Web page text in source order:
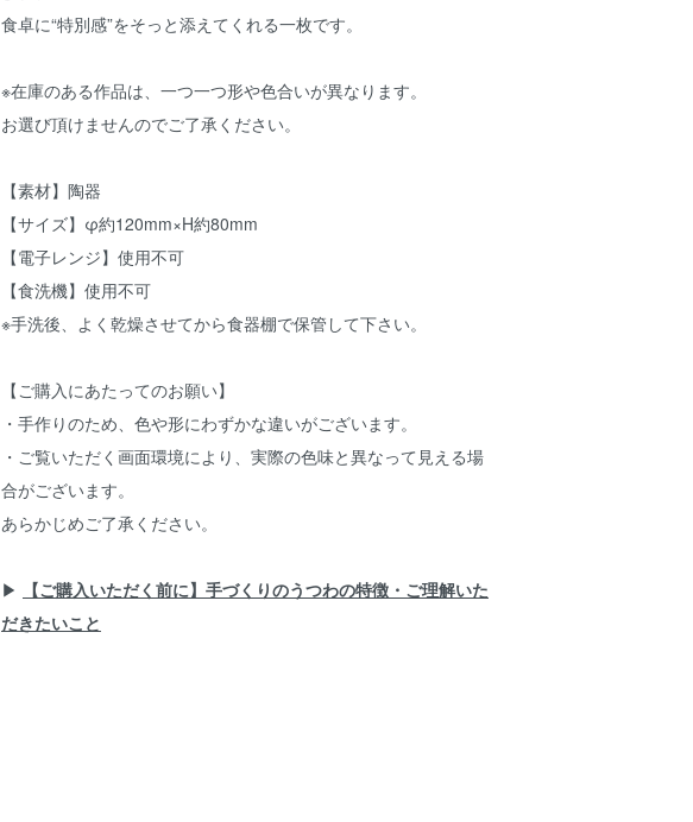
食卓に“特別感”をそっと添えてくれる一枚です。
※在庫のある作品は、一つ一つ形や色合いが異なります。
お選び頂けませんのでご了承ください。
【素材】陶器
【サイズ】φ約120mm×H約80mm
【電子レンジ】使用不可
【食洗機】使用不可
※手洗後、よく乾燥させてから食器棚で保管して下さい。
【ご購入にあたってのお願い】
・手作りのため、色や形にわずかな違いがございます。
・ご覧いただく画面環境により、実際の色味と異なって見える場
合がございます。
あらかじめご了承ください。
▶︎
【ご購入いただく前に】手づくりのうつわの特徴・ご理解いた
だきたいこと